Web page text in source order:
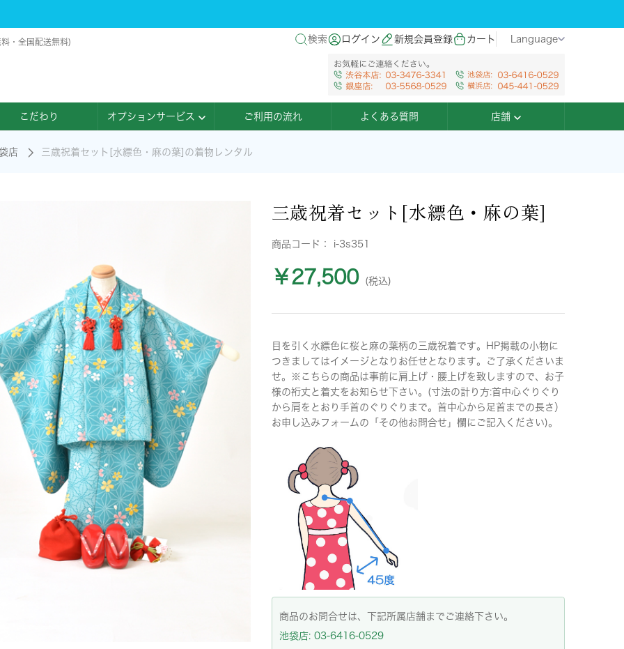
・全国配送無料) 検索 ログイン 新規会員登録 カート Language
こだわり オプションサービス ご利用の流れ よくある質問 店舗
店 三歳祝着セット[水縹色・麻の葉]の着物レンタル
三歳祝着セット[水縹色・麻の葉]
商品コード： i-3s351
￥27,500 (税込)
目を引く水縹色に桜と麻の葉柄の三歳祝着です。HP掲載の小物に
つきましてはイメージとなりお任せとなります。ご了承くださいま
せ。※こちらの商品は事前に肩上げ・腰上げを致しますので、お子
様の裄丈と着丈をお知らせ下さい。(寸法の計り方:首中心ぐりぐり
から肩をとおり手首のぐりぐりまで。首中心から足首までの長さ）
お申し込みフォームの「その他お問合せ」欄にご記入ください)。
商品のお問合せは、下記所属店舗までご連絡下さい。
池袋店: 03-6416-0529